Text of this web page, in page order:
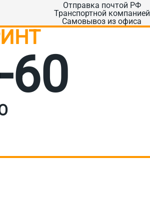
Отправка почтой РФ
Транспортной компанией
Самовывоз из офиса
60